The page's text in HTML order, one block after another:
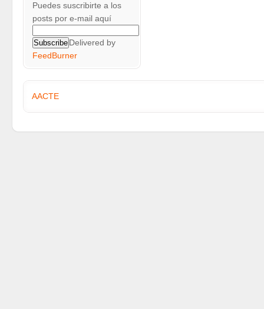
Puedes suscribirte a los
posts por e-mail aquí
Delivered by
FeedBurner
AACTE